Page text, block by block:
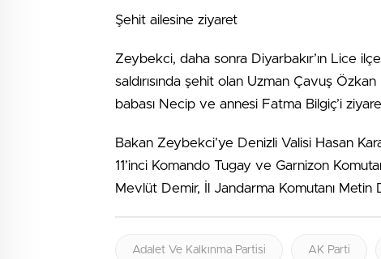
Şehit ailesine ziyaret
Zeybekci, daha sonra Diyarbakır’ın Lice
saldırısında şehit olan Uzman Çavuş
babası Necip ve annesi Fatma Bilgiç’i
Bakan Zeybekci’ye Denizli Valisi Hasan
11’inci Komando Tugay ve Garnizon
Mevlüt Demir, İl Jandarma Komutanı
Adalet Ve Kalkınma Partisi AK Parti